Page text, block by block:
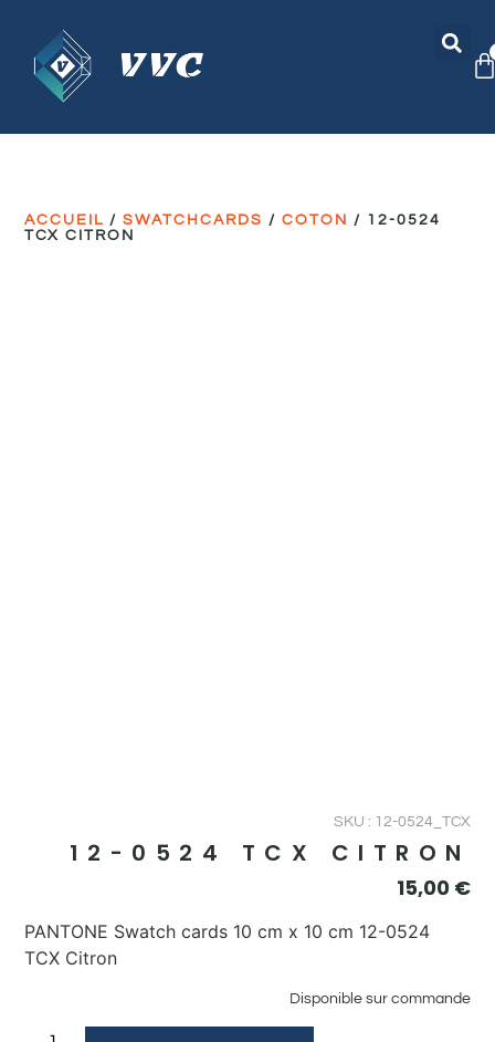
ACCUEIL /SWATCHCARDS /COTON / 12-0524
TCX CITRON
SKU : 12-0524_TCX
12-0524 TCX CITRON
15,00 €
PANTONE Swatch cards 10 cm x 10 cm 12-0524
TCX Citron
Disponible sur commande